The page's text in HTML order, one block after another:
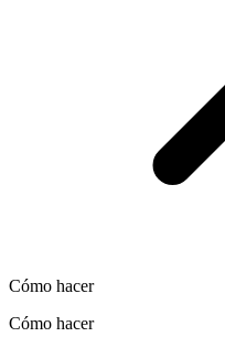
Cómo hacer
Cómo hacer